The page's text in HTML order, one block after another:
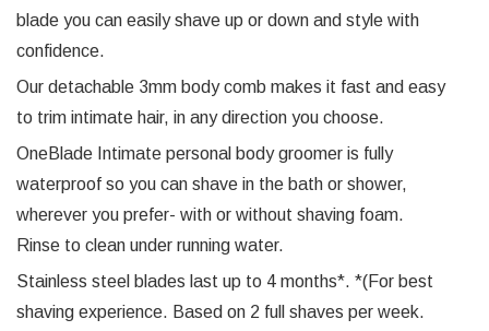
blade you can easily shave up or down and style with
confidence.
Our detachable 3mm body comb makes it fast and easy
to trim intimate hair, in any direction you choose.
OneBlade Intimate personal body groomer is fully
waterproof so you can shave in the bath or shower,
wherever you prefer- with or without shaving foam.
Rinse to clean under running water.
Stainless steel blades last up to 4 months*. *(For best
shaving experience. Based on 2 full shaves per week.